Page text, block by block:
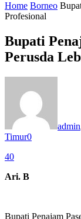
Home Borneo
Profesional
Bupati
Perusda
admin
Timur0
40
Ari. B
Bupati Penajam